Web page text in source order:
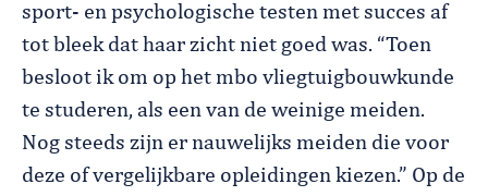
sport- en psychologische testen met succes af
tot bleek dat haar zicht niet goed was. “Toen
besloot ik om op het mbo vliegtuigbouwkunde
te studeren, als een van de weinige meiden.
Nog steeds zijn er nauwelijks meiden die voor
deze of vergelijkbare opleidingen kiezen.” Op de